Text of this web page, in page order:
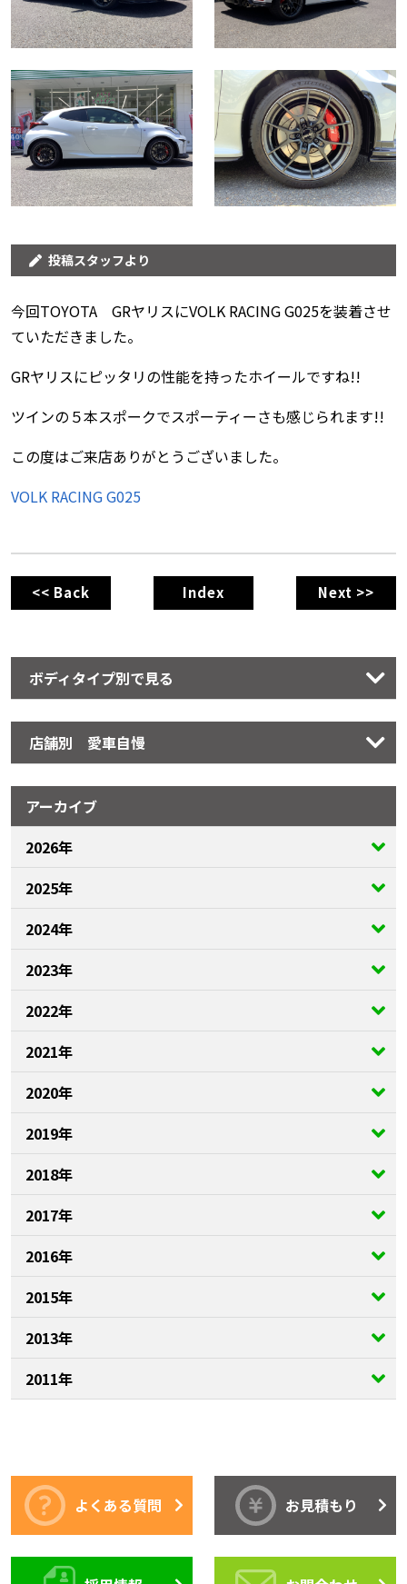
投稿スタッフより
今回TOYOTA GRヤリスにVOLK RACING G025を装着させ
ていただきました。
GRヤリスにピッタリの性能を持ったホイールですね!!
ツインの５本スポークでスポーティーさも感じられます!!
この度はご来店ありがとうございました。
VOLK RACING G025
<< Back Index Next >>
ボディタイプ別で見る
店舗別 愛車自慢
アーカイブ
2026年
2025年
2024年
2023年
2022年
2021年
2020年
2019年
2018年
2017年
2016年
2015年
2013年
2011年
よくある質問 お見積もり